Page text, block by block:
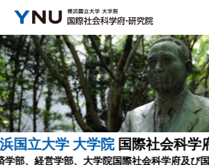
院国際社会科学府・研究院
学院国際社会科学府及び国際社会科学研究